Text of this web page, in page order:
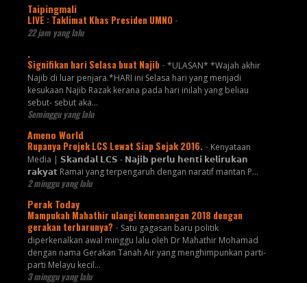
Taipingmali
LIVE : Taklimat Khas Presiden UMNO -
22 jam yang lalu
.
Signifikan hari Selasa buat Najib - *ULASAN* *Wajah akhir
Najib di luar penjara.*HARI ini Selasa hari yang menjadi
kesukaan Najib Razak kerana pada hari inilah yang beliau
sebut- sebut aka...
Seminggu yang lalu
Ameno World
Rupanya Projek LCS Lewat Siap Sejak 2016. - Kenyataan
Media | 𝗦𝗸𝗮𝗻𝗱𝗮𝗹 𝗟𝗖𝗦 - 𝗡𝗮𝗷𝗶𝗯 𝗽𝗲𝗿𝗹𝘂 𝗵𝗲𝗻𝘁𝗶 𝗸𝗲𝗹𝗶𝗿𝘂𝗸𝗮𝗻
𝗿𝗮𝗸𝘆𝗮𝘁 Ramai yang terpengaruh dengan naratif mantan P...
2 minggu yang lalu
Perak Today
Mampukah Mahathir ulangi kemenangan 2018 dengan
gerakan terbarunya? - Satu gagasan baru politik
diperkenalkan awal minggu lalu oleh Dr Mahathir Mohamad
dengan nama Gerakan Tanah Air yang menghimpunkan parti-
parti Melayu kecil...
3 minggu yang lalu